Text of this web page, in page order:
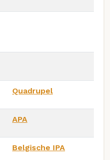
Quadrupel
APA
Belgische IPA